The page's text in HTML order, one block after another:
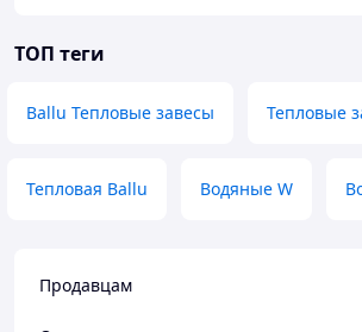
ТОП теги
Ballu Тепловые завесы Тепловые
Тепловая Ballu Водяные W
Продавцам